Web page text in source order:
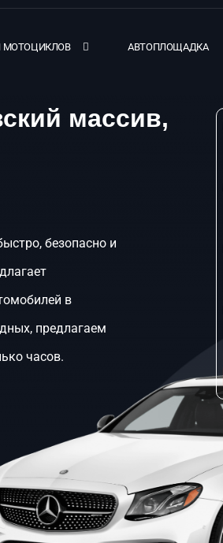
МОТОЦИКЛОВ АВТОПЛОЩАДКА
массив,
безопасно и
в
предлагаем
часов.